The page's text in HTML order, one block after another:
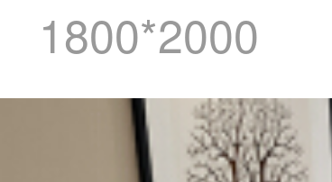
1800*2000